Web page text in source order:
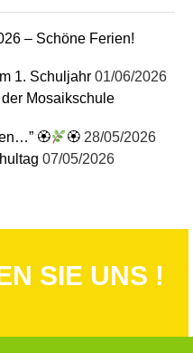
– Schöne Ferien!
1. Schuljahr 01/06/2026
Mosaikschule
🏵
🏵 28/05/2026
07/05/2026
SIE UNS !